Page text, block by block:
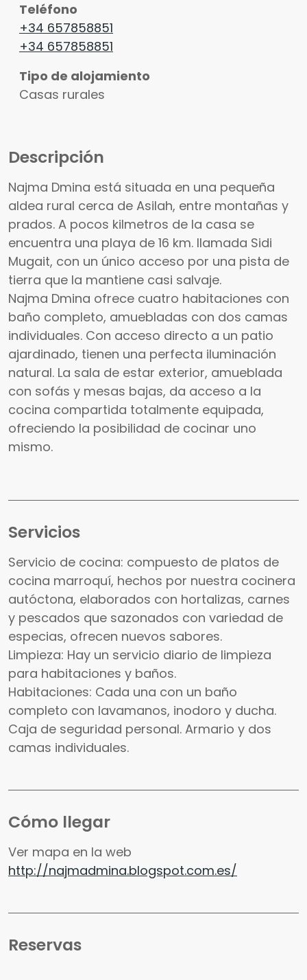
Teléfono
+34 657858851
+34 657858851
Tipo de alojamiento
Casas rurales
Descripción
Najma Dmina está situada en una pequeña
aldea rural cerca de Asilah, entre montañas y
prados. A pocos kilmetros de la casa se
encuentra una playa de 16 km. llamada Sidi
Mugait, con un único acceso por una pista de
tierra que la mantiene casi salvaje.
Najma Dmina ofrece cuatro habitaciones con
baño completo, amuebladas con dos camas
individuales. Con acceso directo a un patio
ajardinado, tienen una perfecta iluminación
natural. La sala de estar exterior, amueblada
con sofás y mesas bajas, da acceso a la
cocina compartida totalmente equipada,
ofreciendo la posibilidad de cocinar uno
mismo.
Servicios
Servicio de cocina: compuesto de platos de
cocina marroquí, hechos por nuestra cocinera
autóctona, elaborados con hortalizas, carnes
y pescados que sazonados con variedad de
especias, ofrecen nuevos sabores.
Limpieza: Hay un servicio diario de limpieza
para habitaciones y baños.
Habitaciones: Cada una con un baño
completo con lavamanos, inodoro y ducha.
Caja de seguridad personal. Armario y dos
camas individuales.
Cómo llegar
Ver mapa en la web
http://najmadmina.blogspot.com.es/
Reservas